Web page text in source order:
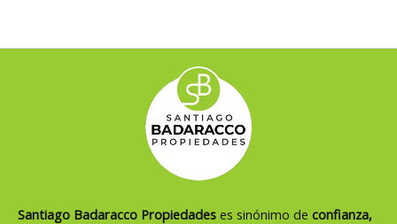
Santiago Badaracco Propiedades es sinónimo de confianza,